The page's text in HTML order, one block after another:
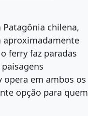
Patagônia chilena,
aproximadamente
ferry faz paradas
opera em ambos os
opção para quem